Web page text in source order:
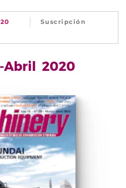
Suscripción